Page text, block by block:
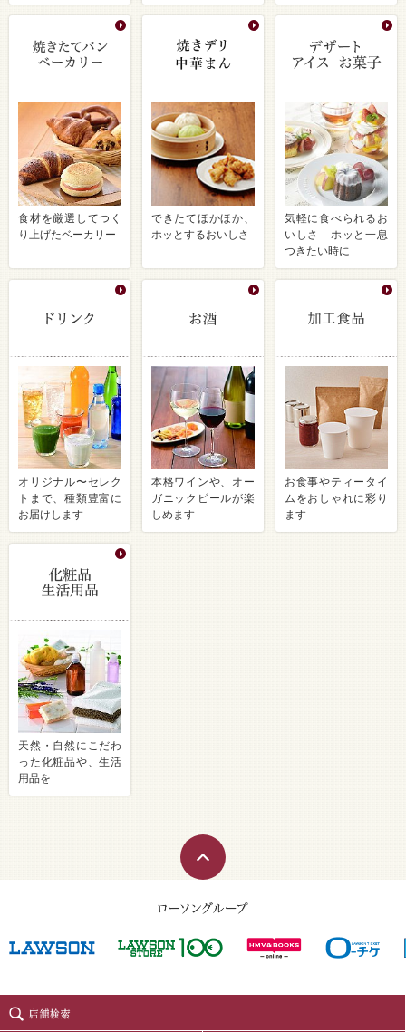
食材を厳選してつく
り上げたベーカリー
できたてほかほか、
ホッとするおいしさ
気軽に食べられるお
いしさ ホッと一息
つきたい時に
オリジナル〜セレク
トまで、種類豊富に
お届けします
本格ワインや、オー
ガニックビールが楽
しめます
お食事やティータイ
ムをおしゃれに彩り
ます
天然・自然にこだわ
った化粧品や、生活
用品を